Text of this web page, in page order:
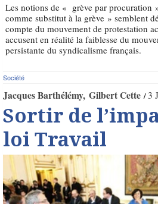
Les notions de « grève par procuration
comme substitut à la grève » semblent
compte du mouvement de protestation
accusent en réalité la faiblesse du
persistante du syndicalisme français.
Société
Jacques Barthélémy Gilbert Cette 3
Sortir de
loi Travail